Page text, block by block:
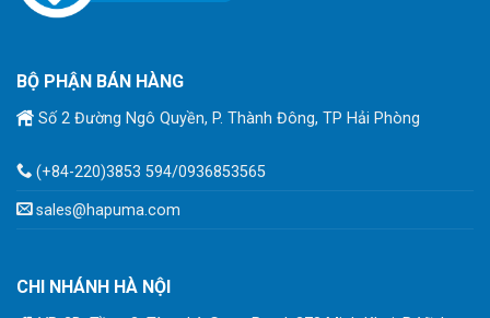
BỘ PHẬN BÁN HÀNG
Số 2 Đường Ngô Quyền, P. Thành Đông, TP Hải Phòng
(+84-220)3853 594/0936853565
sales@hapuma.com
CHI NHÁNH HÀ NỘI